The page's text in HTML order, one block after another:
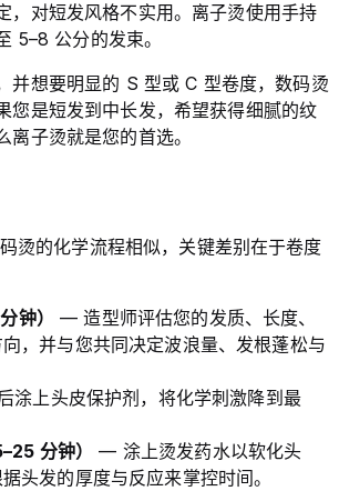
，对短发风格不实用。离子烫使用手持
5–8 公分的发束。
并想要明显的 S 型或 C 型卷度，数码烫
您是短发到中长发，希望获得细腻的纹
离子烫就是您的首选。
烫的化学流程相似，关键差别在于卷度
钟）
— 造型师评估您的发质、长度、
，并与您共同决定波浪量、发根蓬松与
上头皮保护剂，将化学刺激降到最
分钟）
— 涂上烫发药水以软化头
头发的厚度与反应来掌控时间。